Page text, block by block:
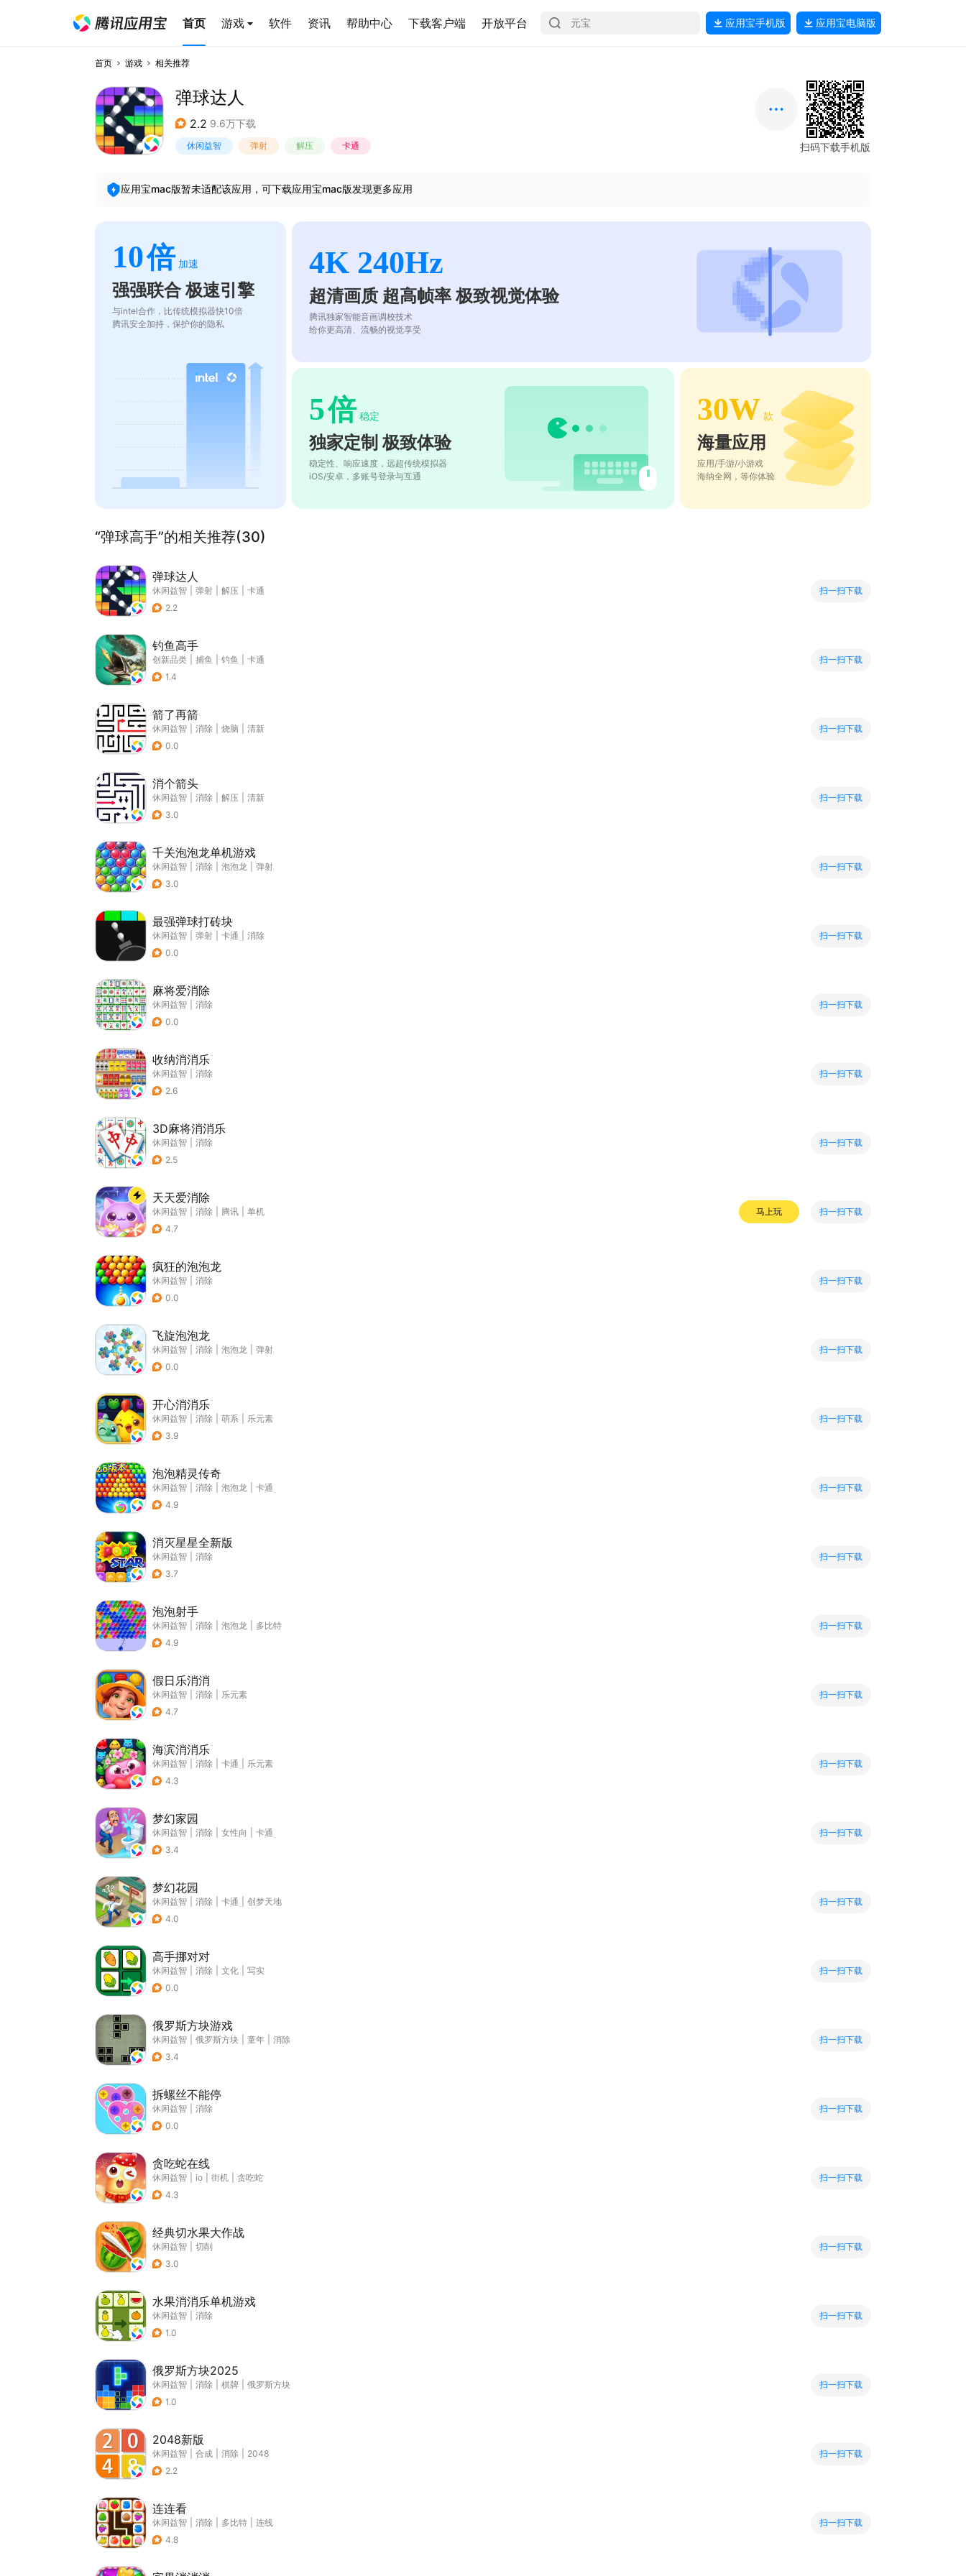
首页 游戏 软件 资讯 帮助中心 下载客户端 开放平台 应用宝手机版 应用宝电脑版
首页 游戏 相关推荐
弹球达人
2.2 9.6万下载
休闲益智 弹射 解压 卡通 扫码下载手机版
应用宝mac版暂未适配该应用，可下载应用宝mac版发现更多应用
10倍 加速
强强联合 极速引擎
与intel合作，比传统模拟器快10倍
腾讯安全加持，保护你的隐私
4K 240Hz
超清画质 超高帧率 极致视觉体验
腾讯独家智能音画调校技术
给你更高清、流畅的视觉享受
5倍 稳定
独家定制 极致体验
稳定性、响应速度，远超传统模拟器
iOS/安卓，多账号登录与互通
30W 款
海量应用
应用/手游/小游戏
海纳全网，等你体验
“弹球高手”的相关推荐(30)
弹球达人
休闲益智 弹射 解压
卡通
2.2
扫一扫下载
钓鱼高手
创新品类 捕鱼 钓鱼
卡通
1.4
扫一扫下载
箭了再箭
休闲益智 消除 烧脑
清新
0.0
扫一扫下载
消个箭头
休闲益智 消除 解压
清新
3.0
扫一扫下载
千关泡泡龙单机游戏
休闲益智 消除 泡泡龙
弹射
3.0
扫一扫下载
最强弹球打砖块
休闲益智 弹射 卡通
消除
0.0
扫一扫下载
麻将爱消除
休闲益智
消除
0.0
扫一扫下载
收纳消消乐
休闲益智
消除
2.6
扫一扫下载
3D麻将消消乐
休闲益智
消除
2.5
扫一扫下载
天天爱消除
休闲益智 消除 腾讯
单机
4.7
马上玩 扫一扫下载
疯狂的泡泡龙
休闲益智
消除
0.0
扫一扫下载
飞旋泡泡龙
休闲益智 消除 泡泡龙
弹射
0.0
扫一扫下载
开心消消乐
休闲益智 消除 萌系
乐元素
3.9
扫一扫下载
泡泡精灵传奇
休闲益智 消除 泡泡龙
卡通
4.9
扫一扫下载
消灭星星全新版
休闲益智
消除
3.7
扫一扫下载
泡泡射手
休闲益智 消除 泡泡龙
多比特
4.9
扫一扫下载
假日乐消消
休闲益智 消除
乐元素
4.7
扫一扫下载
海滨消消乐
休闲益智 消除 卡通
乐元素
4.3
扫一扫下载
梦幻家园
休闲益智 消除 女性向
卡通
3.4
扫一扫下载
梦幻花园
休闲益智 消除 卡通
创梦天地
4.0
扫一扫下载
高手挪对对
休闲益智 消除 文化
写实
0.0
扫一扫下载
俄罗斯方块游戏
休闲益智 俄罗斯方块 童年
消除
3.4
扫一扫下载
拆螺丝不能停
休闲益智
消除
0.0
扫一扫下载
贪吃蛇在线
休闲益智 io 街机
贪吃蛇
4.3
扫一扫下载
经典切水果大作战
休闲益智
切削
3.0
扫一扫下载
水果消消乐单机游戏
休闲益智
消除
1.0
扫一扫下载
俄罗斯方块2025
休闲益智 消除 棋牌
俄罗斯方块
1.0
扫一扫下载
2048新版
休闲益智 合成 消除
2048
2.2
扫一扫下载
连连看
休闲益智 消除 多比特
连线
4.8
扫一扫下载